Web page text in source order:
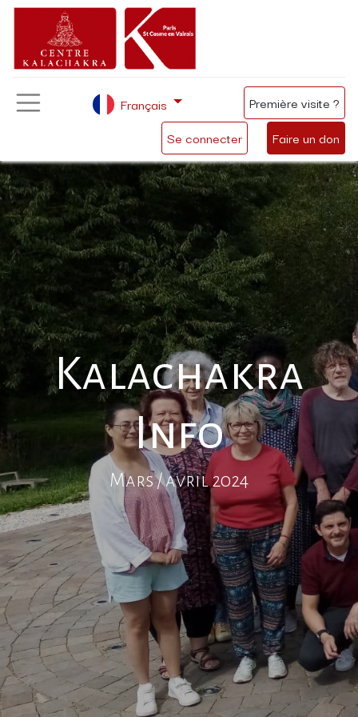
Se connecter Faire un don
Français Première visite ?
Kalachakra
Info
Mars / avril 2024